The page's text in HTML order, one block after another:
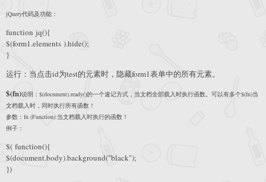
jQuery代码及功能：
function jq(){
$(form1.elements ).hide();
}
运行：当点击id为test的元素时，隐藏form1表单中的所有元素。
$(fn)说明：$(document).ready()的一个速记方式，当文档全部载入时执行函数。可以有多个$(fn)当
文档载入时，同时执行所有函数！
参数：fn (Function):当文档载入时执行的函数！
例子：
$( function(){
$(document.body).background("black");
})